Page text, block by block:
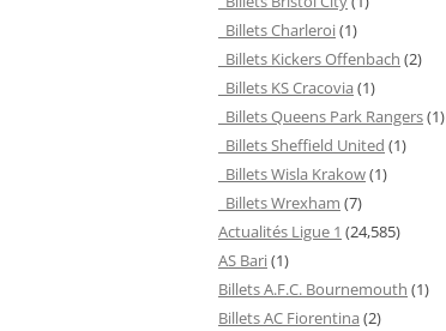
Billets Charleroi(1)
Billets Kickers Offenbach (2)
Billets KS Cracovia (1)
Billets Queens Park Rangers(1)
Billets Sheffield United (1)
Billets Wisla Krakow(1)
Billets Wrexham (7)
Actualités Ligue 1 (24,585)
AS Bari(1)
Billets A.F.C. Bournemouth (1)
Billets AC Fiorentina (2)